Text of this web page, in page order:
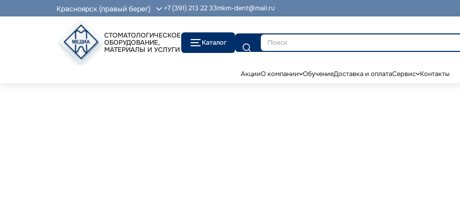
Красноярск (правый берег) +7 (391) 213 22 33mkm-dent@mail.ru
СТОМАТОЛОГИЧЕСКОЕ
ОБОРУДОВАНИЕ,
МАТЕРИАЛЫ И УСЛУГИ
Каталог
Поиск
АкцииО компании ОбучениеДоставка и оплатаСервис Контакты